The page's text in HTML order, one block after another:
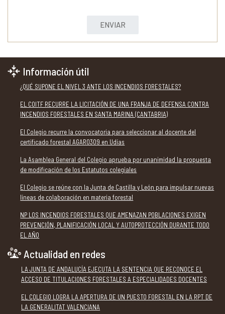
ENVIAR
Información útil
¿QUÉ SUPONE EL NIVEL 3 ANTE LOS INCENDIOS FORESTALES?
EL COITF RECURRE LA LICITACIÓN DE UNA FRANJA DE DEFENSA CONTRA
INCENDIOS FORESTALES EN SANTA MARINA (CANTABRIA)
El Colegio recurre la convocatoria para seleccionar al docente del
certificado forestal AGAR0309 en Udías
La Asamblea General del Colegio aprueba por unanimidad la propuesta
de modificación de los Estatutos colegiales
El Colegio se reúne con la Junta de Castilla y León para impulsar nuevas
líneas de colaboración en materia forestal
NP LOS INCENDIOS FORESTALES QUE AMENAZAN POBLACIONES EXIGEN
PREVENCIÓN, PLANIFICACIÓN LOCAL Y AUTOPROTECCIÓN DURANTE TODO
EL AÑO
Actualidad en redes
LA JUNTA DE ANDALUCÍA EJECUTA LA SENTENCIA QUE RECONOCE EL
ACCESO DE TITULACIONES FORESTALES A ESPECIALIDADES DOCENTES
EL COLEGIO LOGRA LA APERTURA DE UN PUESTO FORESTAL EN LA RPT DE
LA GENERALITAT VALENCIANA